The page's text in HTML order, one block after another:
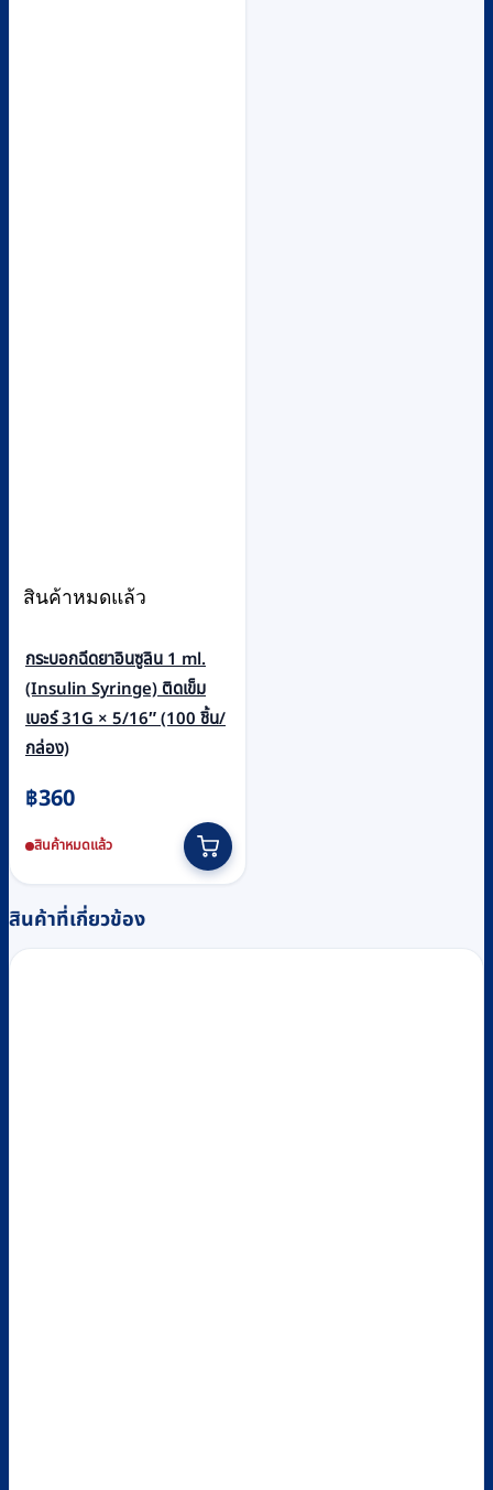
สินค้าหมดแล้ว
กระบอกฉีดยาอินซูลิน 1 ml.
(Insulin Syringe) ติดเข็ม
เบอร์ 31G × 5/16″ (100 ชิ้น/
กล่อง)
฿360
สินค้าหมดแล้ว
สินค้าที่เกี่ยวข้อง